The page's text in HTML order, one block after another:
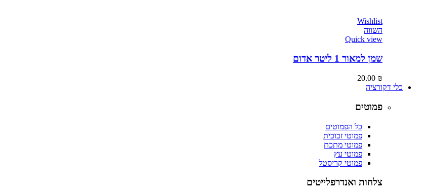
Wishlist
השווה
Quick view
שמן למאור 1 ליטר אדום
20.00 ₪
כלי דקורציה
פמוטים
כל הפמוטים
פמוטי זכוכית
פמוטי מתכת
פמוטי עץ
פמוטי קריסטל
צלחות ואנדרפלייטים